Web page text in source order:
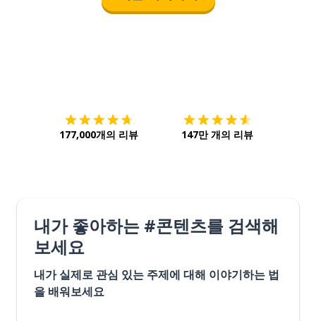
177,000개의 리뷰 147만 개의 리뷰
내가 좋아하는 #콘텐츠를 검색해
보세요
내가 실제로 관심 있는 주제에 대해 이야기하는 법
을 배워보세요